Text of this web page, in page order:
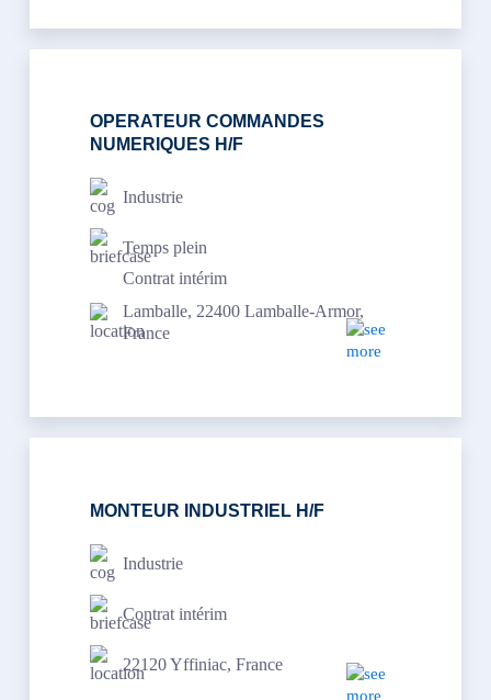
OPERATEUR COMMANDES
NUMERIQUES H/F
Industrie
Temps plein
Contrat intérim
Lamballe, 22400 Lamballe-Armor,
France
MONTEUR INDUSTRIEL H/F
Industrie
Contrat intérim
22120 Yffiniac, France